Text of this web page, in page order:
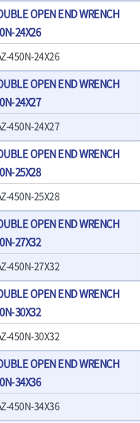
타 악세사리
프레샤
.충전공구
릴
라이버
팩렌치
더
글그라인더
쏘
도절단기
런지쏘
로워
드쏘
형톱
머드릴
팩드라이버
터리해머
쳇렌치
동가위
쏘
티커터
택기
글그라인더
딩머신
드쏘
OPEN END WRENCH
24X26
450N-24X26
OPEN END WRENCH
24X27
450N-24X27
OPEN END WRENCH
25X28
450N-25X28
OPEN END WRENCH
27X32
450N-27X32
OPEN END WRENCH
30X32
450N-30X32
OPEN END WRENCH
34X36
450N-34X36